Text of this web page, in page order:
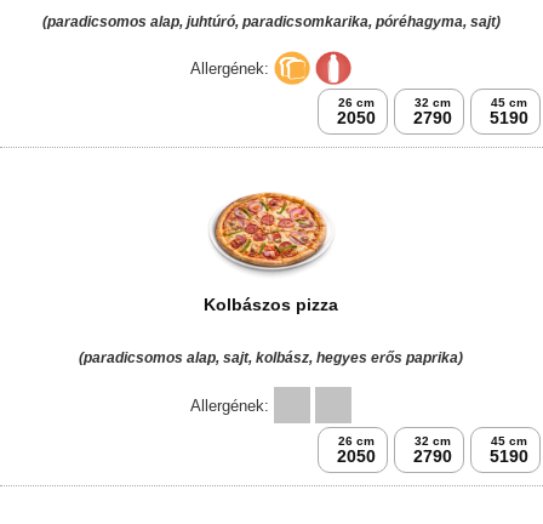
(paradicsomos alap, juhtúró, paradicsomkarika, póréhagyma, sajt)
Allergének:
26 cm
2050
32 cm
2790
45 cm
5190
Kolbászos pizza
(paradicsomos alap, sajt, kolbász, hegyes erős paprika)
Allergének:
26 cm
2050
32 cm
2790
45 cm
5190